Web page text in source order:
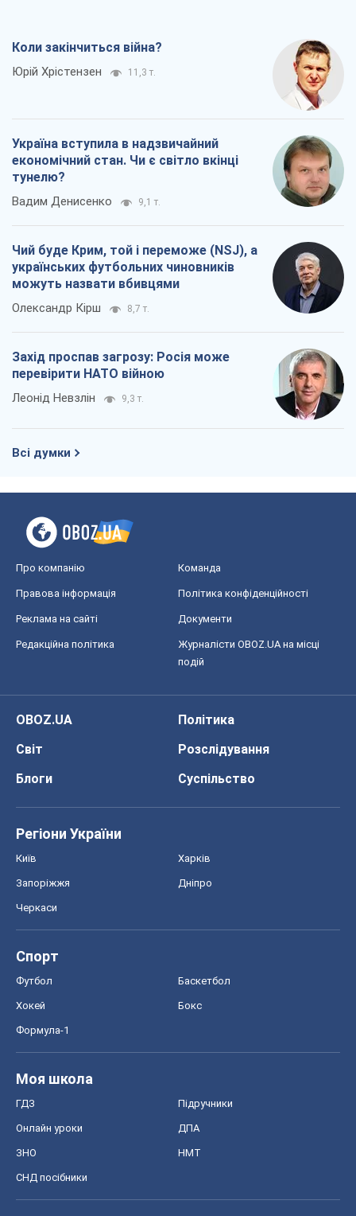
Коли закінчиться війна?
Юрій Хрістензен 11,3 т.
Україна вступила в надзвичайний
економічний стан. Чи є світло вкінці
тунелю?
Вадим Денисенко 9,1 т.
Чий буде Крим, той і переможе (NSJ), а
українських футбольних чиновників
можуть назвати вбивцями
Олександр Кірш 8,7 т.
Захід проспав загрозу: Росія може
перевірити НАТО війною
Леонід Невзлін 9,3 т.
Всі думки
Про компанію Команда
Правова інформація Політика конфіденційності
Реклама на сайті Документи
Редакційна політика
Журналісти OBOZ.UA на місці
подій
OBOZ.UA
Політика
Світ
Розслідування
Блоги
Суспільство
Регіони України
Київ Харків
Запоріжжя Дніпро
Черкаси
Спорт
Футбол Баскетбол
Хокей Бокс
Формула-1
Моя школа
ГДЗ Підручники
Онлайн уроки ДПА
ЗНО НМТ
СНД посібники